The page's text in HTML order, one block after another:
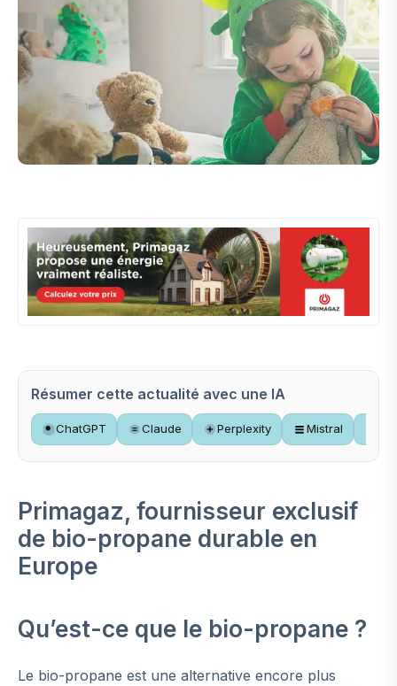
Résumer cette actualité avec une IA
ChatGPT Claude Perplexity Mistral
Primagaz, fournisseur exclusif
de bio-propane durable en
Europe
Qu’est-ce que le bio-propane ?
Le bio-propane est une alternative encore plus